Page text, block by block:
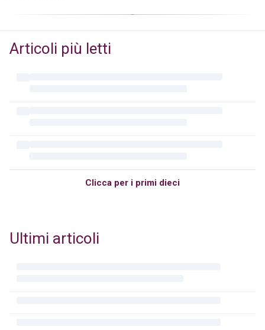
Articoli più letti
Clicca per i primi dieci
Ultimi articoli